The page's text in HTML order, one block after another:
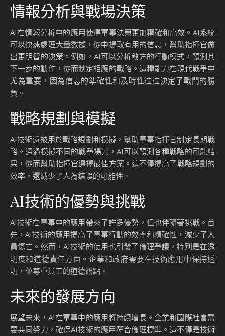
情報分析與戰場決策
AI在情報分析中的應用使得軍事決策更加精確和高效。AI系統
可以快速處理大量數據，從中提取有用的信息，幫助指揮官做
出更明智的決策。例如，AI可以分析敵方的行動模式，預測其
下一步的動作，從而制定相應的戰略。這種能力在現代戰爭中
尤為重要，因為信息的準確性和及時性往往決定了戰鬥的勝
負。
戰略規劃與模擬
AI技術還被用於戰略規劃和模擬，幫助軍事指揮官制定長期戰
略。通過模擬不同的戰爭場景，AI可以預測各種戰略的可能結
果，從而幫助指揮官選擇最佳方案。這不僅提高了戰略規劃的
效率，還減少了人為錯誤的可能性。
AI技術的優勢與挑戰
AI技術在軍事中的應用帶來了許多優勢，但也伴隨著挑戰。首
先，AI技術的應用提高了軍事行動的效率和精確性，減少了人
員傷亡。然而，AI技術的使用也引發了倫理爭議，特別是在透
明度和道德責任方面。企業和政府需要在技術應用中保持透
明，並尊重員工的道德觀點。
未來的發展方向
展望未來，AI在軍事中的應用將持續增長。企業和國際社會需
要共同努力，確保AI技術的應用符合倫理標準。這不僅是技術